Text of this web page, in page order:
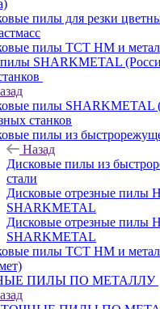
пилы для резки
пилы ТСТ НМ и
SHARKMETAL
пилы SHARKMETAL
станков
пилы из
Назад
Дисковые пилы из
стали
Дисковые отрезные пилы
SHARKMETAL
Дисковые отрезные пилы
SHARKMETAL
пилы ТСТ НМ и
ПИЛЫ ПО МЕТАЛЛУ